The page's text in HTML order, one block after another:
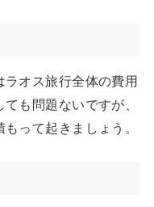
ラオス旅行全体の費用
も問題ないですが、
って起きましょう。